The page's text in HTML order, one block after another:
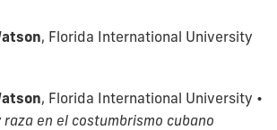
, Florida International University
, Florida International University •
raza en el costumbrismo cubano